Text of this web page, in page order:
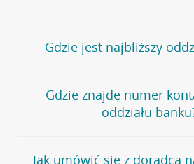
Gdzie jest najbliższy
Jeśli szukasz oddziału naszego
stronęPlacówki i bankomaty, na
wygodna wyszukiwarka.
oddziałów
Gdzie znajdę numer
oddziału
Bank Credit Agricole nie udostępnia
Jak umówić się z doradcą